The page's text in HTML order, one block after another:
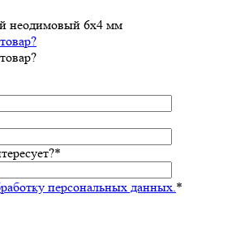
неодимовый 6х4 мм
*
персональных данных.*